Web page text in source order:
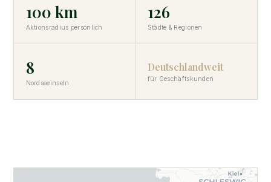
100 km
Aktionsradius persönlich
126
Städte & Regionen
8
Nordseeinseln
Deutschlandweit
für Geschäftskunden